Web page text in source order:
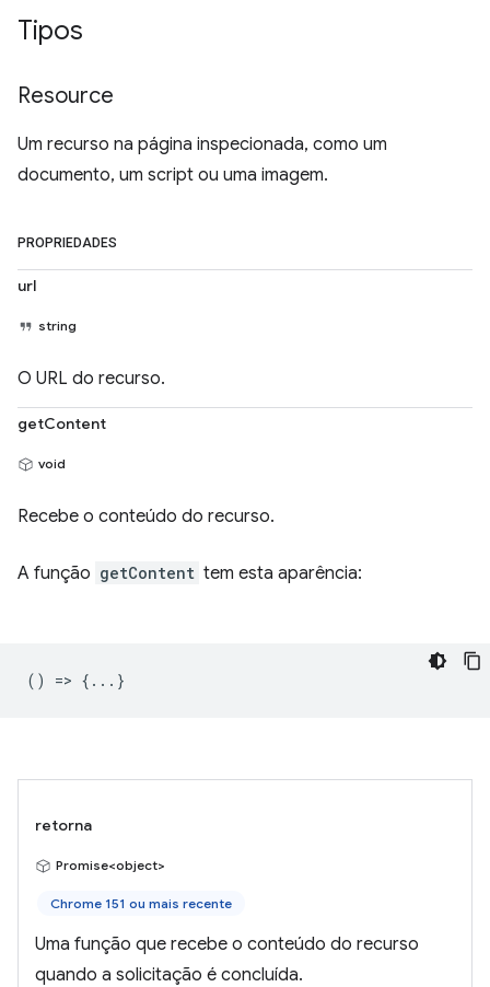
Tipos
Resource
Um recurso na página inspecionada, como um
documento, um script ou uma imagem.
PROPRIEDADES
url
string
O URL do recurso.
getContent
void
Recebe o conteúdo do recurso.
A função getContent tem esta aparência:
() => {...}
retorna
Promise<object>
Chrome 151 ou mais recente
Uma função que recebe o conteúdo do recurso
quando a solicitação é concluída.